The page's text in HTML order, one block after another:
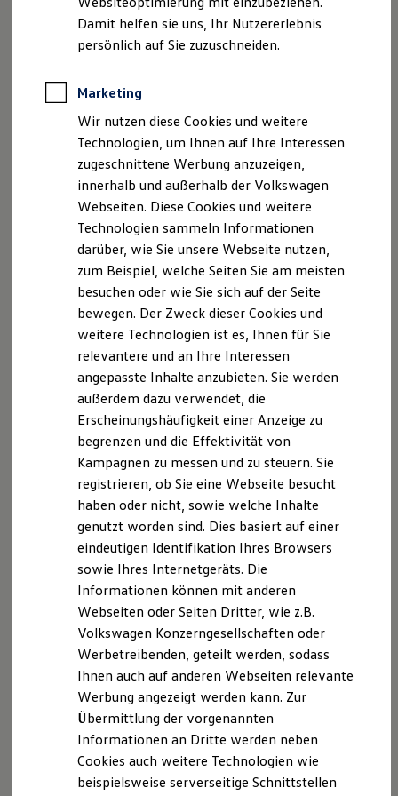
Elektrofahrzeugkonzepte
ID. EVERY1
Reichweite
Rekuperation
Laden unterwegs
Laden Zuhause
Ladestationen finden
Ladezeitensimulator
Batterie
Sicherheit
Nachhaltigkeit
Technologie
Kosten und Kauf
Verbrauchskosten
Kaufoptionen
E-Auto-Förderung
Software und Konnektivität
Die ID. Software 6
ID. Software Versionen und Updates
Digitale Extras
Schnittstellen zu Ihrem ID.
Marke und Erlebnis
Volkswagen R und R Experience
R-Modelle
R Experience
Driving Experience
Volkswagen entdecken
Werkbesichtigung
Lifestyle Shop
T-Roc Kollektion
Golf Kollektion
Volkswagen Kollektion
R-Kollektion
GTI Kollektion
Fußball Drop
we drive football
#wedriveproud
Besitzer und Service
myVolkswagen
Software Updates
Service und Ersatzteile
Inspektion und HU/AU
WCAG) liegen aktuell in der Version 2.1 vor und
bewerten den Konformitätsstatus nach drei
Webseiten und Applikationen sind insoweit
barrierefrei, dass sie idealerweise der zweiten
Priorität (AA) entsprechen.
Wir bieten Ihnen folgende
unterschiedliche Dienste an:
VolkswagenWebseite
Auf unserer VolkswagenWebseite finden Sie
umfassende Informationen zu unserer vielfältigen
Modellpalette. Sie haben die Möglichkeit, Ihr
Wunschfahrzeug individuell zu konfigurieren und
gezielt nach sofort verfügbaren Neu- und
Gebrauchtwagenzu suchen sowie diese online zu
erwerben. Darüber hinaus stehen Ihnen weitere
Optionen wie das Online-Leasing oder die Online-
Finanzierung des ausgewählten Fahrzeuges zur
Verfügung.
VolkswagenOnline Shop
VolkswagenOnline Shop ermöglicht es Ihnen
Verträge über After Sales Produkte und Services bei
teilnehmenden VolkswagenPartnern im Markt
Deutschland online abzuschließen und online zu
bezahlen. Die Produkte können durch Sie zur
Lieferung oder Abholung direkt beim Volkswagen
Partner bestellt werden.
VolkswagenID – Registrierung/Login
Damit helfen sie uns, Ihr Nutzererlebnis
persönlich auf Sie zuzuschneiden.
Marketing
Wir nutzen diese Cookies und weitere
Technologien, um Ihnen auf Ihre Interessen
zugeschnittene Werbung anzuzeigen,
innerhalb und außerhalb der Volkswagen
Webseiten. Diese Cookies und weitere
Technologien sammeln Informationen
darüber, wie Sie unsere Webseite nutzen,
zum Beispiel, welche Seiten Sie am meisten
besuchen oder wie Sie sich auf der Seite
bewegen. Der Zweck dieser Cookies und
weitere Technologien ist es, Ihnen für Sie
relevantere und an Ihre Interessen
angepasste Inhalte anzubieten. Sie werden
außerdem dazu verwendet, die
Erscheinungshäufigkeit einer Anzeige zu
begrenzen und die Effektivität von
Kampagnen zu messen und zu steuern. Sie
registrieren, ob Sie eine Webseite besucht
haben oder nicht, sowie welche Inhalte
genutzt worden sind. Dies basiert auf einer
eindeutigen Identifikation Ihres Browsers
sowie Ihres Internetgeräts. Die
Informationen können mit anderen
Webseiten oder Seiten Dritter, wie z.B.
Volkswagen Konzerngesellschaften oder
Werbetreibenden, geteilt werden, sodass
Ihnen auch auf anderen Webseiten relevante
Werbung angezeigt werden kann. Zur
Übermittlung der vorgenannten
Informationen an Dritte werden neben
Cookies auch weitere Technologien wie
beispielsweise serverseitige Schnittstellen